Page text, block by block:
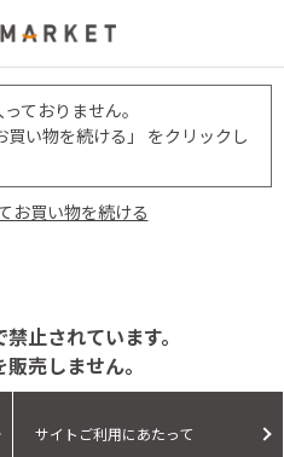
ておりません。
い物を続ける」 をクリックし
お買い物を続ける
止されています。
売しません。
サイトご利用にあたって